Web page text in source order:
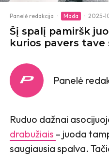
Panelė redakcija · Mada · 2025-
Šį spalį pamiršk
kurios pavers tave
Panelė
Ruduo dažnai
drabužiais – juoda
saugiausia spalva.